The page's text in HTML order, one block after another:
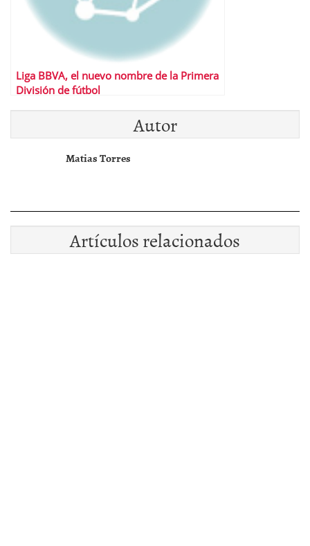
Liga BBVA, el nuevo nombre de la Primera
División de fútbol
Autor
Matias Torres
Artículos relacionados